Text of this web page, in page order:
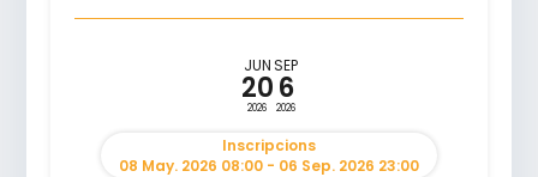
JUN
20
2026
SEP
6
2026
Inscripcions
08 May. 2026 08:00 - 06 Sep. 2026 23:00